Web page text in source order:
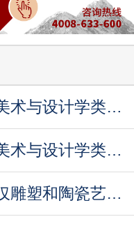
景德镇陶瓷大学2024年美术与设计学类校考专业考试
2024年景德镇陶瓷大学美术与设计学类校考专业通告
景德镇陶瓷大学2024年仅雕塑和陶瓷艺术设计可组织